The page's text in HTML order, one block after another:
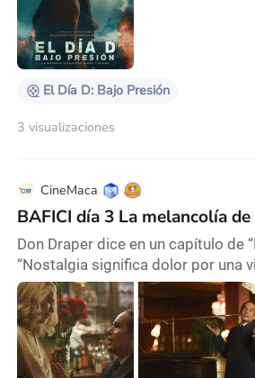
Damian Lewis Sinopsis: En las
previas al Día D y con el destino del
pendiendo de un hilo, EL DÍA D:
El Día D: Bajo Presión
3 visualizaciones
CineMaca
BAFICI día 3 La melancolía
Don Draper dice en un capítulo de
“Nostalgia significa dolor por una
¿qué pasa cuando la herida todavía
sigue sangrando? Richard Linklater
versión del compositor y letrista
(interpretado por el brillante Ethan
noche en la que su ex colaborador